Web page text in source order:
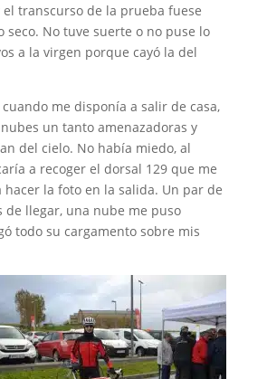
transcurso de la prueba fuese
seco. No tuve suerte o no puse lo
a la virgen porque cayó la del
me disponía a salir de casa,
un tanto amenazadoras y
del cielo. No había miedo, al
a recoger el dorsal 129 que me
hacer la foto en la salida. Un par de
de llegar, una nube me puso
todo su cargamento sobre mis